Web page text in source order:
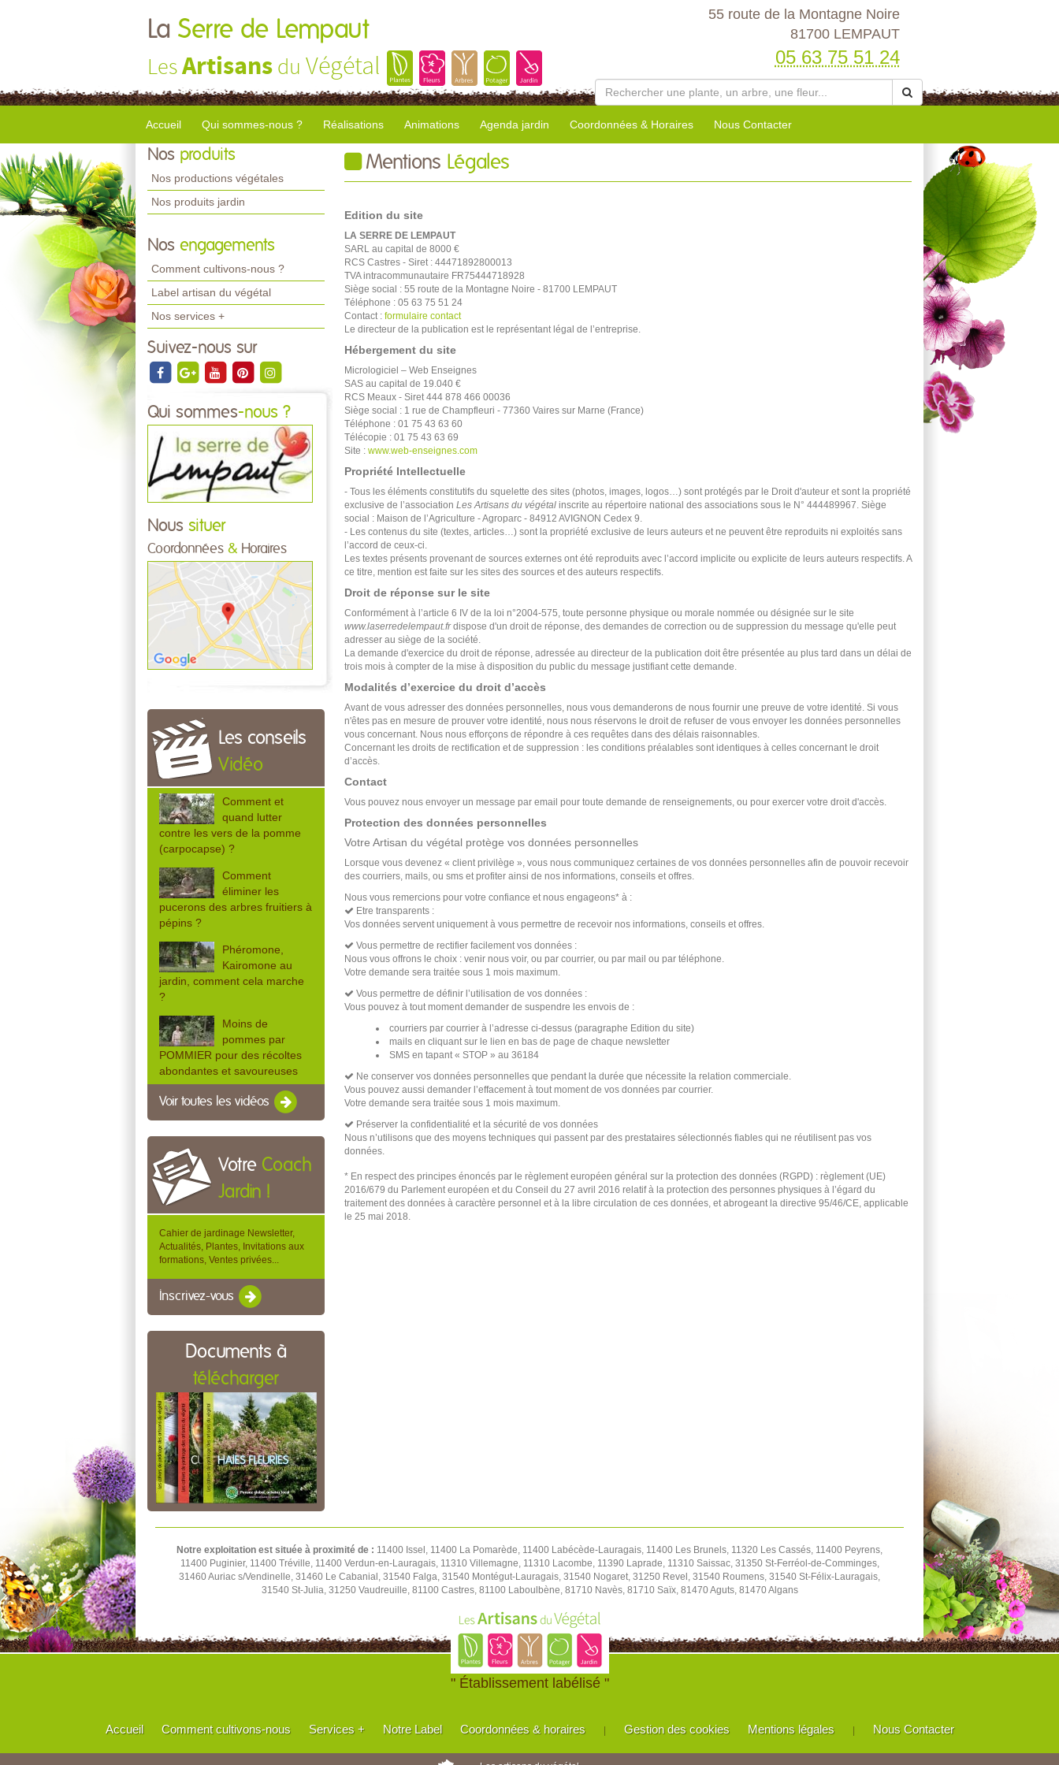
La Serre de Lempaut
LesArtisans du Végétal
55 route de la Montagne Noire
81700 LEMPAUT
05 63 75 51 24
Accueil Qui sommes-nous ? Réalisations Animations Agenda jardin Coordonnées & Horaires Nous Contacter
Nos produits
Nos productions végétales
Nos produits jardin
Nos engagements
Comment cultivons-nous ?
Label artisan du végétal
Nos services +
Suivez-nous sur
Qui sommes-nous ?
Nous situer
Coordonnées & Horaires
Les conseils
Vidéo
Comment et
quand lutter
contre les vers de la pomme
(carpocapse) ?
Comment
éliminer les
pucerons des arbres fruitiers à
pépins ?
Phéromone,
Kairomone au
jardin, comment cela marche
?
Moins de
pommes par
POMMIER pour des récoltes
abondantes et savoureuses
Voir toutes les vidéos
Votre Coach
Jardin !
Cahier de jardinage Newsletter,
Actualités, Plantes, Invitations aux
formations, Ventes privées...
Inscrivez-vous
Documents à
télécharger
Mentions Légales
Edition du site
LA SERRE DE LEMPAUT
SARL au capital de 8000 €
RCS Castres - Siret : 44471892800013
TVA intracommunautaire FR75444718928
Siège social : 55 route de la Montagne Noire - 81700 LEMPAUT
Téléphone : 05 63 75 51 24
Contact : formulaire contact
Le directeur de la publication est le représentant légal de l’entreprise.
Hébergement du site
Micrologiciel – Web Enseignes
SAS au capital de 19.040 €
RCS Meaux - Siret 444 878 466 00036
Siège social : 1 rue de Champfleuri - 77360 Vaires sur Marne (France)
Téléphone : 01 75 43 63 60
Télécopie : 01 75 43 63 69
Site : www.web-enseignes.com
Propriété Intellectuelle
- Tous les éléments constitutifs du squelette des sites (photos, images, logos…) sont protégés par le Droit d'auteur et sont la propriété
exclusive de l’association Les Artisans du végétal inscrite au répertoire national des associations sous le N° 444489967. Siège
social : Maison de l’Agriculture - Agroparc - 84912 AVIGNON Cedex 9.
- Les contenus du site (textes, articles…) sont la propriété exclusive de leurs auteurs et ne peuvent être reproduits ni exploités sans
l’accord de ceux-ci.
Les textes présents provenant de sources externes ont été reproduits avec l’accord implicite ou explicite de leurs auteurs respectifs. A
ce titre, mention est faite sur les sites des sources et des auteurs respectifs.
Droit de réponse sur le site
Conformément à l’article 6 IV de la loi n°2004-575, toute personne physique ou morale nommée ou désignée sur le site
www.laserredelempaut.frdispose d'un droit de réponse, des demandes de correction ou de suppression du message qu'elle peut
adresser au siège de la société.
La demande d'exercice du droit de réponse, adressée au directeur de la publication doit être présentée au plus tard dans un délai de
trois mois à compter de la mise à disposition du public du message justifiant cette demande.
Modalités d’exercice du droit d’accès
Avant de vous adresser des données personnelles, nous vous demanderons de nous fournir une preuve de votre identité. Si vous
n'êtes pas en mesure de prouver votre identité, nous nous réservons le droit de refuser de vous envoyer les données personnelles
vous concernant. Nous nous efforçons de répondre à ces requêtes dans des délais raisonnables.
Concernant les droits de rectification et de suppression : les conditions préalables sont identiques à celles concernant le droit
d’accès.
Contact
Vous pouvez nous envoyer un message par email pour toute demande de renseignements, ou pour exercer votre droit d'accès.
Protection des données personnelles
Votre Artisan du végétal protège vos données personnelles
Lorsque vous devenez « client privilège », vous nous communiquez certaines de vos données personnelles afin de pouvoir recevoir
des courriers, mails, ou sms et profiter ainsi de nos informations, conseils et offres.
Nous vous remercions pour votre confiance et nous engageons* à :
Etre transparents :
Vos données servent uniquement à vous permettre de recevoir nos informations, conseils et offres.
Vous permettre de rectifier facilement vos données :
Nous vous offrons le choix : venir nous voir, ou par courrier, ou par mail ou par téléphone.
Votre demande sera traitée sous 1 mois maximum.
Vous permettre de définir l’utilisation de vos données :
Vous pouvez à tout moment demander de suspendre les envois de :
courriers par courrier à l’adresse ci-dessus (paragraphe Edition du site)
mails en cliquant sur le lien en bas de page de chaque newsletter
SMS en tapant « STOP » au 36184
Ne conserver vos données personnelles que pendant la durée que nécessite la relation commerciale.
Vous pouvez aussi demander l’effacement à tout moment de vos données par courrier.
Votre demande sera traitée sous 1 mois maximum.
Préserver la confidentialité et la sécurité de vos données
Nous n’utilisons que des moyens techniques qui passent par des prestataires sélectionnés fiables qui ne réutilisent pas vos
données.
* En respect des principes énoncés par le règlement européen général sur la protection des données (RGPD) : règlement (UE)
2016/679 du Parlement européen et du Conseil du 27 avril 2016 relatif à la protection des personnes physiques à l’égard du
traitement des données à caractère personnel et à la libre circulation de ces données, et abrogeant la directive 95/46/CE, applicable
le 25 mai 2018.
Notre exploitation est située à proximité de : 11400 Issel, 11400 La Pomarède, 11400 Labécède-Lauragais, 11400 Les Brunels, 11320 Les Cassés, 11400 Peyrens,
11400 Puginier, 11400 Tréville, 11400 Verdun-en-Lauragais, 11310 Villemagne, 11310 Lacombe, 11390 Laprade, 11310 Saissac, 31350 St-Ferréol-de-Comminges,
31460 Auriac s/Vendinelle, 31460 Le Cabanial, 31540 Falga, 31540 Montégut-Lauragais, 31540 Nogaret, 31250 Revel, 31540 Roumens, 31540 St-Félix-Lauragais,
31540 St-Julia, 31250 Vaudreuille, 81100 Castres, 81100 Laboulbène, 81710 Navès, 81710 Saïx, 81470 Aguts, 81470 Algans
" Établissement labélisé "
Accueil Comment cultivons-nous Services + Notre Label Coordonnées & horaires | Gestion des cookies Mentions légales | Nous Contacter